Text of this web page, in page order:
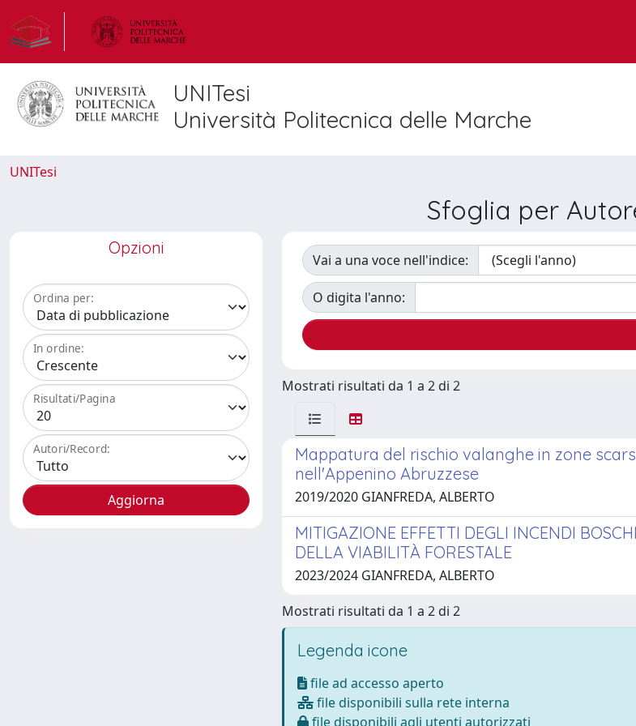
UNITesi
Università Politecnica delle Marche
UNITesi
Sfoglia per
Opzioni
Ordina per:
In ordine:
Risultati/Pagina
Autori/Record:
Vai a una voce nell'indice:
O digita l'anno:
Mostrati risultati da 1 a 2 di 2
Mappatura del rischio valanghe in zone
nell'Appenino Abruzzese
2019/2020 GIANFREDA, ALBERTO
MITIGAZIONE EFFETTI DEGLI INCENDI
DELLA VIABILITÀ FORESTALE
2023/2024 GIANFREDA, ALBERTO
Mostrati risultati da 1 a 2 di 2
Legenda icone
file ad accesso aperto
file disponibili sulla rete interna
file disponibili agli utenti autorizzati